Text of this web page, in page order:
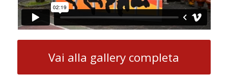
Vai alla gallery completa